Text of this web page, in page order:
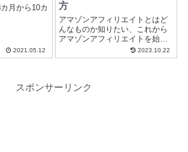
月から10カ
2021.05.12
方
アマゾンアフィリエイトとはど
んなものか知りたい、これから
アマゾンアフィリエイトを始め
てみたいという方向けに現役ブ
ロガーが解説します。
2023.10.22
スポンサーリンク